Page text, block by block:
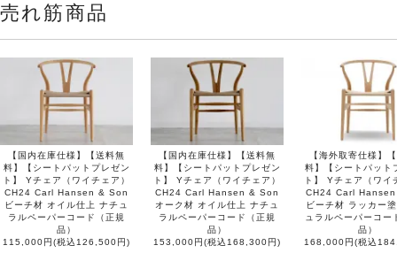
売れ筋商品
【国内在庫仕様】【送料無
料】【シートパットプレゼン
ト】 Yチェア（ワイチェア）
CH24 Carl Hansen & Son
ビーチ材 オイル仕上 ナチュ
ラルペーパーコード（正規
品）
115,000円(税込126,500円)
【国内在庫仕様】【送料無
料】【シートパットプレゼン
ト】 Yチェア（ワイチェア）
CH24 Carl Hansen & Son
オーク材 オイル仕上 ナチュ
ラルペーパーコード（正規
品）
153,000円(税込168,300円)
【海外取寄仕様】
料】【シートパット
ト】 Yチェア（ワイ
CH24 Carl
ビーチ材 ラッカー
ュラルペーパーコー
品）
168,000円(税込